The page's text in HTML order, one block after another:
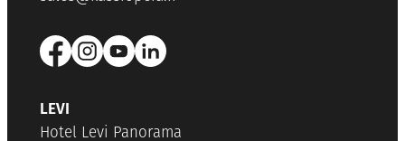
LEVI
Hotel Levi Panorama